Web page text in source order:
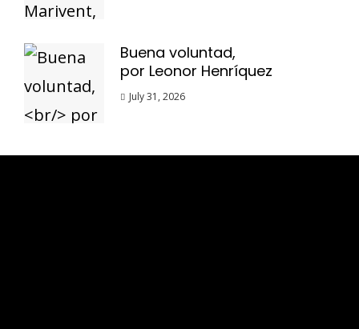
Buena voluntad,
por Leonor Henríquez
July 31, 2026